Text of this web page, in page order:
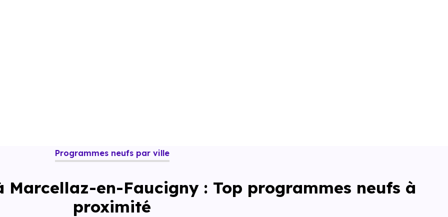
Programmes neufs par ville
en-Faucigny : Top programmes neufs à
proximité